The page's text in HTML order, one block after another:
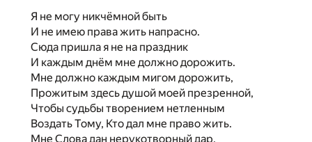
Я не могу никчёмной быть
И не имею права жить напрасно.
Сюда пришла я не на праздник
И каждым днём мне должно дорожить.
Мне должно каждым мигом дорожить,
Прожитым здесь душой моей презренной,
Чтобы судьбы творением нетленным
Воздать Тому, Кто дал мне право жить.
Мне Слова дан нерукотворный дар,